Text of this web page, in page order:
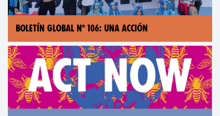
BOLETÍN GLOBAL N° 106: UNA ACCIÓN